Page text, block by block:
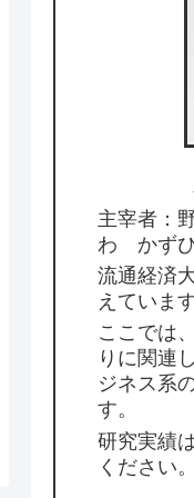
主宰者：
わ かずひ
流通経済
えています
ここでは
りに関連
ジネス系
す。
研究実績
ください。